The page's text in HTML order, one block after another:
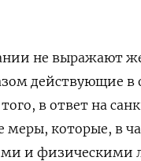
не выражают
действующие
в ответ на
которые, в
и физическими